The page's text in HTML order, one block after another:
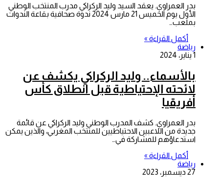
بدر العمراوي. يعقد السيد وليد الركراكي مدرب المنتخب الوطني
الأول يوم الخميس 21 مارس 2024 ندوة صحافية بقاعة الندوات
بملعب…
أكمل القراءة »
رياضة
1 يناير، 2024
بالأسماء.. وليد الركراكي يكشف عن
لائحته الإحتياطية قبل انطلاق كأس
أفريقيا
بدر العمراوي. كشف المدرب الوطني وليد الركراكي عن قائمة
جديدة من اللاعبين الاحتياطيين للمنتخب المغربي، والذين يمكن
استدعاؤهم للمشاركة في…
أكمل القراءة »
رياضة
27 ديسمبر، 2023